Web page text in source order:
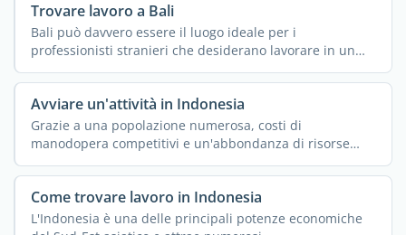
Trovare lavoro a Bali
Bali può davvero essere il luogo ideale per i
professionisti stranieri che desiderano lavorare in un
posto da ...
Avviare un'attività in Indonesia
Grazie a una popolazione numerosa, costi di
manodopera competitivi e un'abbondanza di risorse
naturali, ...
Come trovare lavoro in Indonesia
L'Indonesia è una delle principali potenze economiche